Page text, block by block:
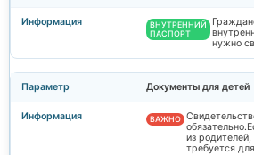
ВНУТРЕННИЙ
ПАСПОРТ
нужно
Документы для детей
ВАЖНО
из родителей,
требуется